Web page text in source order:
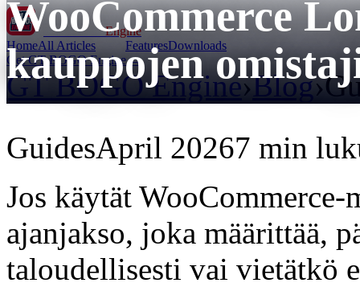
GT BOGOEngine
HomeAll Articles FeaturesDownloads
Get GT BOGO Engine →
GT BOGO Engine›Blog›
WooCommerce
kauppojen
GuidesApril 20267 min
Jos käytät
ajanjakso, joka määrittää,
taloudellisesti vai vietätkö